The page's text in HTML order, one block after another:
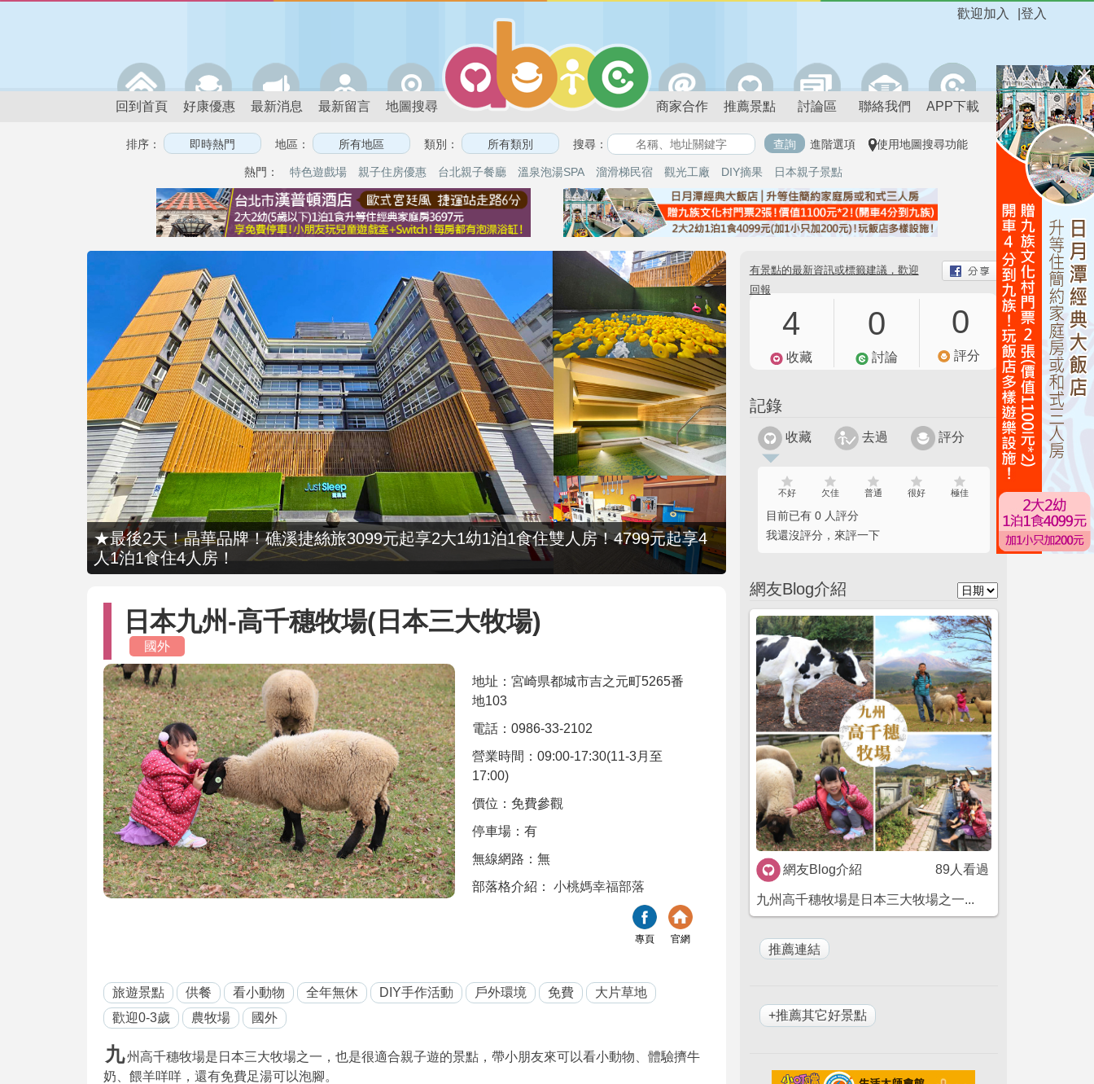
登入
歡迎加入
回到首頁 好康優惠 最新消息 最新留言 地圖搜尋 商家合作 推薦景點 討論區 聯絡我們 APP下載
排序： 地區： 類別： 搜尋： 進階選項 使用地圖搜尋功能
熱門： 特色遊戲場 親子住房優惠 台北親子餐廳 溫泉泡湯SPA 溜滑梯民宿 觀光工廠 DIY摘果 日本親子景點
★最後2天！晶華品牌！礁溪捷絲旅3099元起享2大1幼1泊1食住雙人房！4799元起享4
人1泊1食住4人房！
日本九州-高千穗牧場(日本三大牧場)
國外
地址：宮崎県都城市吉之元町5265番
地103
電話：0986-33-2102
營業時間：09:00-17:30(11-3月至
17:00)
價位：免費參觀
停車場：有
無線網路：無
部落格介紹：
小桃媽幸福部落
專頁 官網
旅遊景點 供餐 看小動物 全年無休 DIY手作活動 戶外環境 免費
大片草地
歡迎0-3歲
農牧場 國外
九州高千穗牧場是日本三大牧場之一，也是很適合親子遊的景點，帶小朋友來可以看小動物、體驗擠牛
奶、餵羊咩咩，還有免費足湯可以泡腳。
有景點的最新資訊或標籤建議，歡迎
回報
4
收藏
0
討論
0
評分
記錄
收藏 去過 評分
不好 欠佳 普通 很好 極佳
目前已有 0 人評分
我還沒評分，來評一下
網友Blog介紹
網友Blog介紹 89人看過
九州高千穗牧場是日本三大牧場之一...
+推薦其它好景點